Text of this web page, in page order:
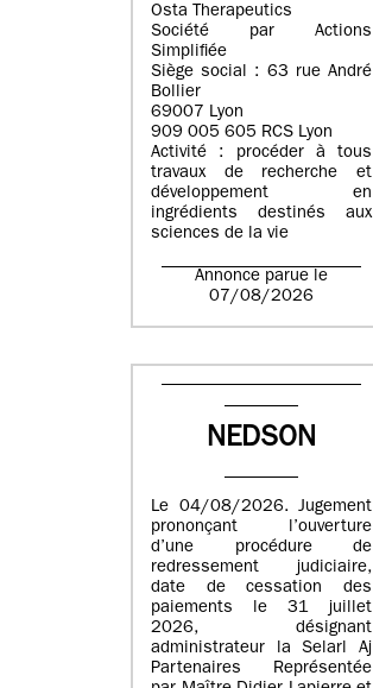
Osta Therapeutics
Société par Actions
Simplifiée
Siège social : 63 rue André
Bollier
69007 Lyon
909 005 605 RCS Lyon
Activité : procéder à tous
travaux de recherche et
développement en
ingrédients destinés aux
sciences de la vie
Annonce parue le
07/08/2026
NEDSON
Le 04/08/2026. Jugement
prononçant l’ouverture
d’une procédure de
redressement judiciaire,
date de cessation des
paiements le 31 juillet
2026, désignant
administrateur la Selarl Aj
Partenaires Représentée